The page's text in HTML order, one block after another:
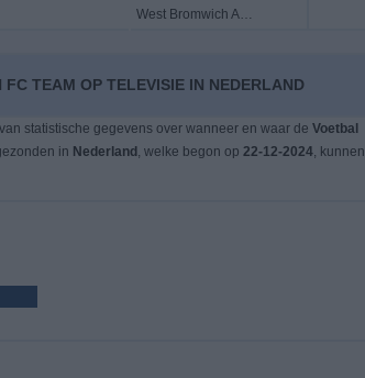
West Bromwich Albion FC
TEAM OP TELEVISIE IN NEDERLAND
statistische gegevens over wanneer en waar de Voetbal
in Nederland , welke begon op 22-12-2024, kunnen